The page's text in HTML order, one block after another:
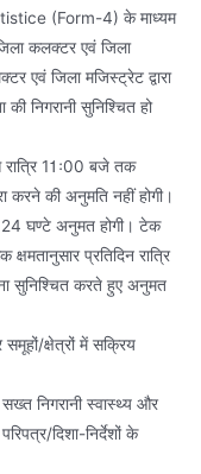
(Form-4) के माध्यम
कलक्टर एवं जिला
एवं जिला मजिस्ट्रेट द्वारा
निगरानी सुनिश्चित हो
रात्रि 11ः00 बजे तक
करने की अनुमति नहीं होगी।
24 घण्टे अनुमत होगी। टेक
प्रतिदिन रात्रि
सुनिश्चित करते हुए अनुमत
क्षेत्रों में सक्रिय
सख्त निगरानी स्वास्थ्य और
दिशा-निर्देशों के